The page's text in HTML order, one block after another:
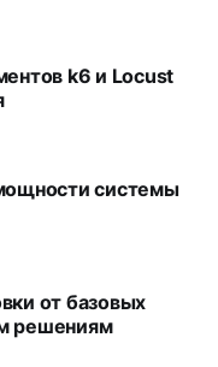
k6 и Locust
системы
от базовых
решениям